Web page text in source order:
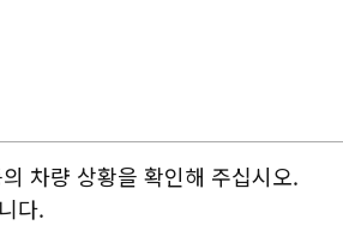
차량 상황을 확인해 주십시오.
다.